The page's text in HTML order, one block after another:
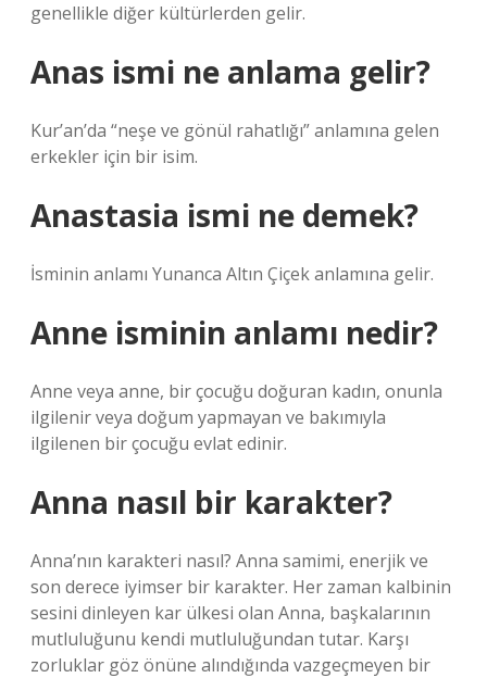
genellikle diğer kültürlerden gelir.
Anas ismi ne anlama gelir?
Kur’an’da “neşe ve gönül rahatlığı” anlamına gelen
erkekler için bir isim.
Anastasia ismi ne demek?
İsminin anlamı Yunanca Altın Çiçek anlamına gelir.
Anne isminin anlamı nedir?
Anne veya anne, bir çocuğu doğuran kadın, onunla
ilgilenir veya doğum yapmayan ve bakımıyla
ilgilenen bir çocuğu evlat edinir.
Anna nasıl bir karakter?
Anna’nın karakteri nasıl? Anna samimi, enerjik ve
son derece iyimser bir karakter. Her zaman kalbinin
sesini dinleyen kar ülkesi olan Anna, başkalarının
mutluluğunu kendi mutluluğundan tutar. Karşı
zorluklar göz önüne alındığında vazgeçmeyen bir